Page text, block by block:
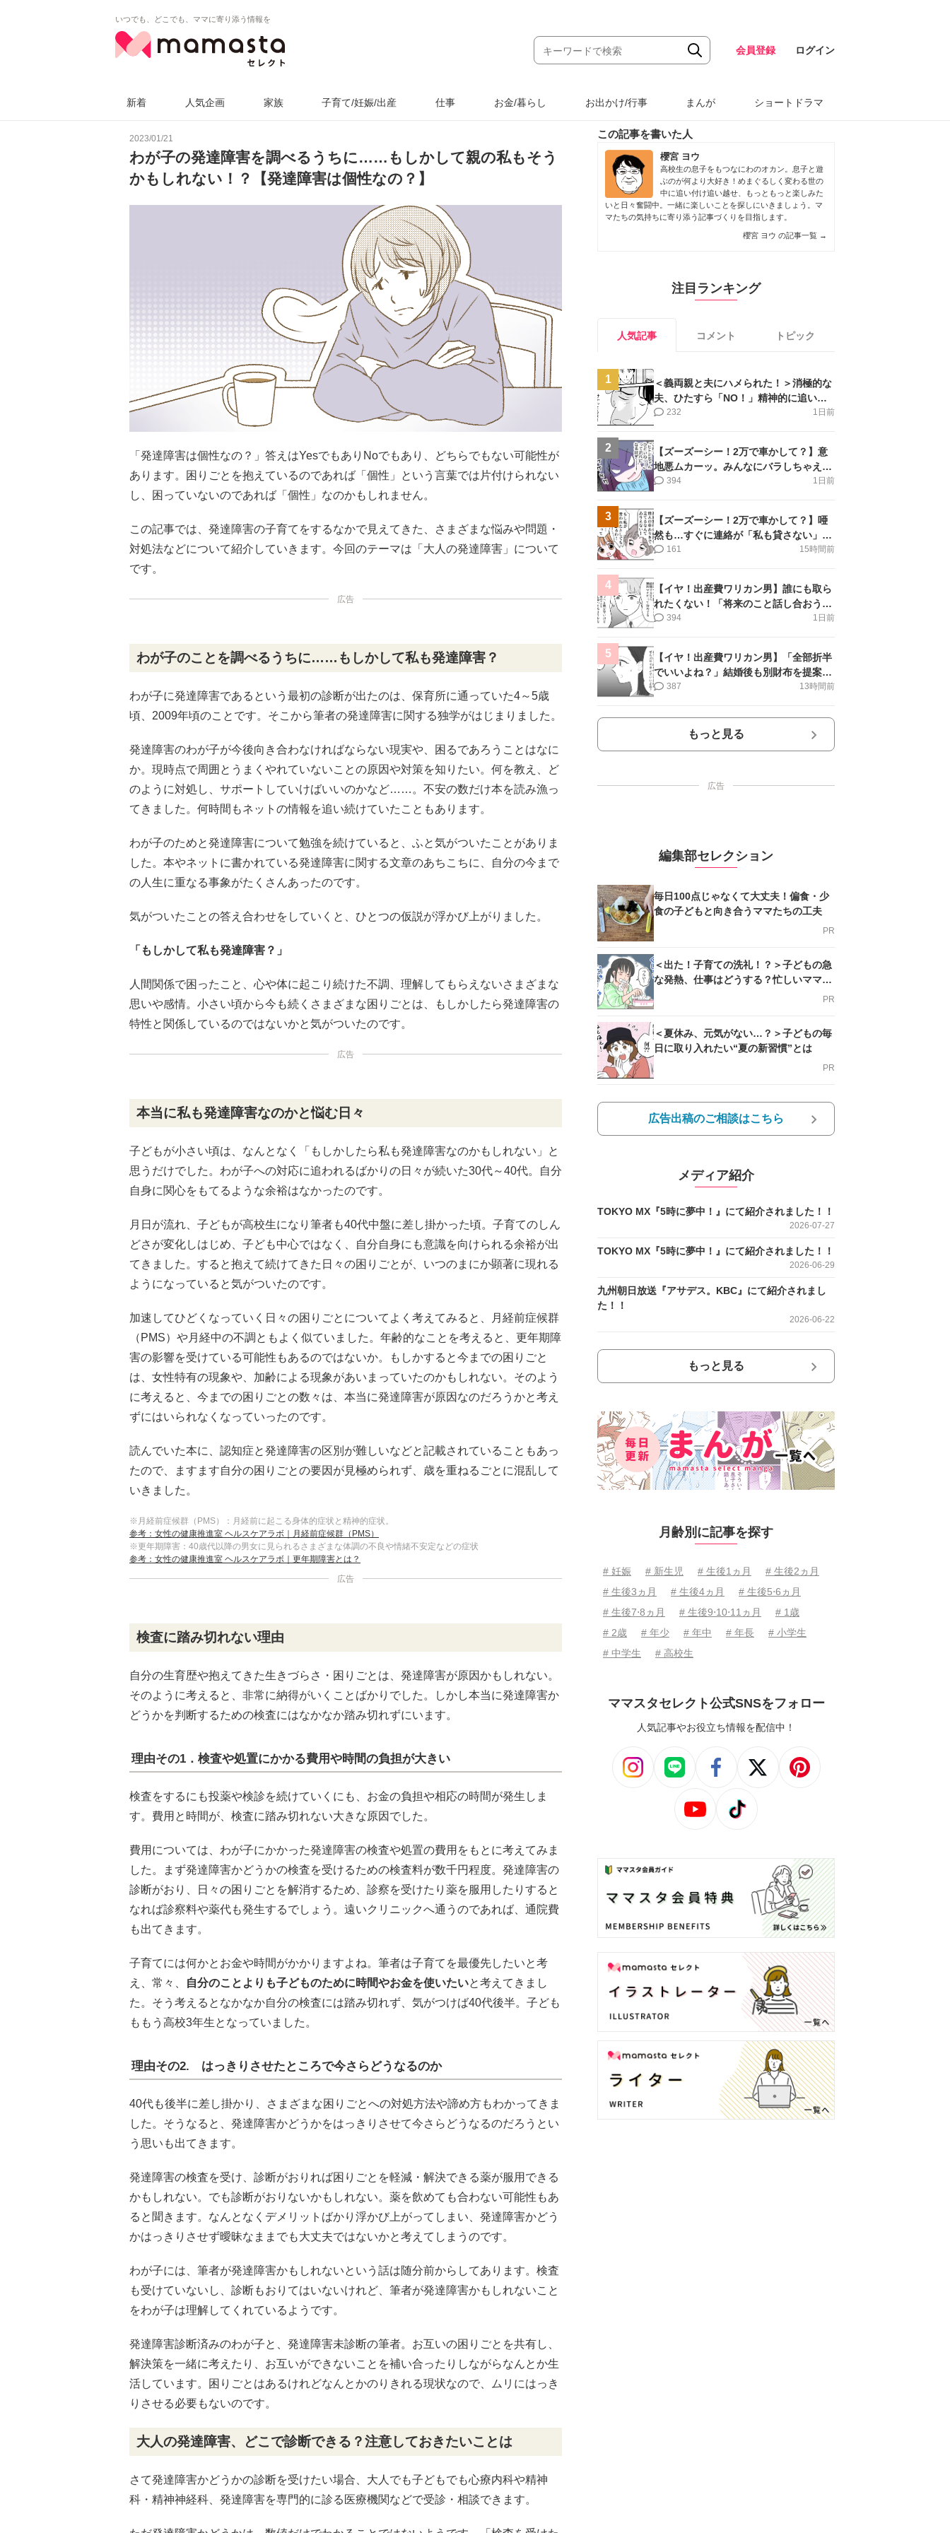
いつでも、どこでも、ママに寄り添う情報を
会員登録 ログイン
新着 人気企画 家族 子育て/妊娠/出産 仕事 お金/暮らし お出かけ/行事 まんが ショートドラマ
2023/01/21
わが子の発達障害を調べるうちに……もしかして親の私もそう
かもしれない！？【発達障害は個性なの？】
「発達障害は個性なの？」答えはYesでもありNoでもあり、どちらでもない可能性が
あります。困りごとを抱えているのであれば「個性」という言葉では片付けられない
し、困っていないのであれば「個性」なのかもしれません。
この記事では、発達障害の子育てをするなかで見えてきた、さまざまな悩みや問題・
対処法などについて紹介していきます。今回のテーマは「大人の発達障害」について
です。
広告
わが子のことを調べるうちに……もしかして私も発達障害？
わが子に発達障害であるという最初の診断が出たのは、保育所に通っていた4～5歳
頃、2009年頃のことです。そこから筆者の発達障害に関する独学がはじまりました。
発達障害のわが子が今後向き合わなければならない現実や、困るであろうことはなに
か。現時点で周囲とうまくやれていないことの原因や対策を知りたい。何を教え、ど
のように対処し、サポートしていけばいいのかなど……。不安の数だけ本を読み漁っ
てきました。何時間もネットの情報を追い続けていたこともあります。
わが子のためと発達障害について勉強を続けていると、ふと気がついたことがありま
した。本やネットに書かれている発達障害に関する文章のあちこちに、自分の今まで
の人生に重なる事象がたくさんあったのです。
気がついたことの答え合わせをしていくと、ひとつの仮説が浮かび上がりました。
「もしかして私も発達障害？」
人間関係で困ったこと、心や体に起こり続けた不調、理解してもらえないさまざまな
思いや感情。小さい頃から今も続くさまざまな困りごとは、もしかしたら発達障害の
特性と関係しているのではないかと気がついたのです。
広告
本当に私も発達障害なのかと悩む日々
子どもが小さい頃は、なんとなく「もしかしたら私も発達障害なのかもしれない」と
思うだけでした。わが子への対応に追われるばかりの日々が続いた30代～40代。自分
自身に関心をもてるような余裕はなかったのです。
月日が流れ、子どもが高校生になり筆者も40代中盤に差し掛かった頃。子育てのしん
どさが変化しはじめ、子ども中心ではなく、自分自身にも意識を向けられる余裕が出
てきました。すると抱えて続けてきた日々の困りごとが、いつのまにか顕著に現れる
ようになっていると気がついたのです。
加速してひどくなっていく日々の困りごとについてよく考えてみると、月経前症候群
（PMS）や月経中の不調ともよく似ていました。年齢的なことを考えると、更年期障
害の影響を受けている可能性もあるのではないか。もしかすると今までの困りごと
は、女性特有の現象や、加齢による現象があいまっていたのかもしれない。そのよう
に考えると、今までの困りごとの数々は、本当に発達障害が原因なのだろうかと考え
ずにはいられなくなっていったのです。
読んでいた本に、認知症と発達障害の区別が難しいなどと記載されていることもあっ
たので、ますます自分の困りごとの要因が見極められず、歳を重ねるごとに混乱して
いきました。
※月経前症候群（PMS）：月経前に起こる身体的症状と精神的症状。
参考：女性の健康推進室 ヘルスケアラボ｜月経前症候群（PMS）
※更年期障害：40歳代以降の男女に見られるさまざまな体調の不良や情緒不安定などの症状
参考：女性の健康推進室 ヘルスケアラボ｜更年期障害とは？
広告
検査に踏み切れない理由
自分の生育歴や抱えてきた生きづらさ・困りごとは、発達障害が原因かもしれない。
そのように考えると、非常に納得がいくことばかりでした。しかし本当に発達障害か
どうかを判断するための検査にはなかなか踏み切れずにいます。
理由その1．検査や処置にかかる費用や時間の負担が大きい
検査をするにも投薬や検診を続けていくにも、お金の負担や相応の時間が発生しま
す。費用と時間が、検査に踏み切れない大きな原因でした。
費用については、わが子にかかった発達障害の検査や処置の費用をもとに考えてみま
した。まず発達障害かどうかの検査を受けるための検査料が数千円程度。発達障害の
診断がおり、日々の困りごとを解消するため、診察を受けたり薬を服用したりすると
なれば診察料や薬代も発生するでしょう。遠いクリニックへ通うのであれば、通院費
も出てきます。
子育てには何かとお金や時間がかかりますよね。筆者は子育てを最優先したいと考
え、常々、
自分のことよりも子どものために時間やお金を使いたいと考えてきまし
た。そう考えるとなかなか自分の検査には踏み切れず、気がつけば40代後半。子ども
ももう高校3年生となっていました。
理由その2. はっきりさせたところで今さらどうなるのか
40代も後半に差し掛かり、さまざまな困りごとへの対処方法や諦め方もわかってきま
した。そうなると、発達障害かどうかをはっきりさせて今さらどうなるのだろうとい
う思いも出てきます。
発達障害の検査を受け、診断がおりれば困りごとを軽減・解決できる薬が服用できる
かもしれない。でも診断がおりないかもしれない。薬を飲めても合わない可能性もあ
ると聞きます。なんとなくデメリットばかり浮かび上がってしまい、発達障害かどう
かはっきりさせず曖昧なままでも大丈夫ではないかと考えてしまうのです。
わが子には、筆者が発達障害かもしれないという話は随分前からしてあります。検査
も受けていないし、診断もおりてはいないけれど、筆者が発達障害かもしれないこと
をわが子は理解してくれているようです。
発達障害診断済みのわが子と、発達障害未診断の筆者。お互いの困りごとを共有し、
解決策を一緒に考えたり、お互いができないことを補い合ったりしながらなんとか生
活しています。困りごとはあるけれどなんとかのりきれる現状なので、ムリにはっき
りさせる必要もないのです。
大人の発達障害、どこで診断できる？注意しておきたいことは
さて発達障害かどうかの診断を受けたい場合、大人でも子どもでも心療内科や精神
科・精神神経科、発達障害を専門的に診る医療機関などで受診・相談できます。
この記事を書いた人
櫻宮 ヨウ
高校生の息子をもつなにわのオカン。息子と遊
ぶのが何より大好き！めまぐるしく変わる世の
中に追い付け追い越せ、もっともっと楽しみた
いと日々奮闘中。一緒に楽しいことを探しにいきましょう。マ
マたちの気持ちに寄り添う記事づくりを目指します。
櫻宮 ヨウ の記事一覧 →
注目ランキング
人気記事 コメント トピック
1
＜義両親と夫にハメられた！＞消極的な
夫、ひたすら「NO！」精神的に追い詰
められ涙【第3話まんが】
1日前
232
2
【ズーズーシー！2万で車かして？】意
地悪ムカーッ。みんなにバラしちゃえ＜
第14話＞#4コマ母道場
1日前
394
3
【ズーズーシー！2万で車かして？】唖
然も…すぐに連絡が「私も貸さない」＜
第15話＞#4コマ母道場
15時間前
161
4
【イヤ！出産費ワリカン男】誰にも取ら
れたくない！「将来のこと話し合おう」
＜第9話＞#4コマ母道場
1日前
394
5
【イヤ！出産費ワリカン男】「全部折半
でいいよね？」結婚後も別財布を提案＜
第10話＞#4コマ母道場
13時間前
387
もっと見る
広告
編集部セレクション
毎日100点じゃなくて大丈夫！偏食・少
食の子どもと向き合うママたちの工夫
PR
＜出た！子育ての洗礼！？＞子どもの急
な発熱、仕事はどうする？忙しいママを
PR
＜夏休み、元気がない…？＞子どもの毎
日に取り入れたい“夏の新習慣”とは
PR
広告出稿のご相談はこちら
メディア紹介
TOKYO MX『5時に夢中！』にて紹介されました！！
2026-07-27
TOKYO MX『5時に夢中！』にて紹介されました！！
2026-06-29
九州朝日放送『アサデス。KBC』にて紹介されまし
た！！
2026-06-22
もっと見る
月齢別に記事を探す
# 妊娠 # 新生児 # 生後1ヵ月
# 生後2ヵ月
# 生後3ヵ月
# 生後4ヵ月
# 生後5⋅6ヵ月
# 生後7⋅8ヵ月
# 生後9⋅10⋅11ヵ月
# 1歳
# 2歳
# 年少 # 年中 # 年長
# 小学生
# 中学生
# 高校生
ママスタセレクト公式SNSをフォロー
人気記事やお役立ち情報を配信中！